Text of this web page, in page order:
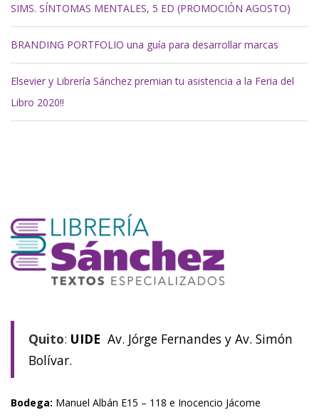
SIMS. SÍNTOMAS MENTALES, 5 ED (PROMOCIÓN AGOSTO)
BRANDING PORTFOLIO una guía para desarrollar marcas
Elsevier y Librería Sánchez premian tu asistencia a la Feria del
Libro 2020!!
Quito: UIDE Av. Jórge Fernandes y Av. Simón
Bolívar.
Bodega: Manuel Albán E15 – 118 e Inocencio Jácome